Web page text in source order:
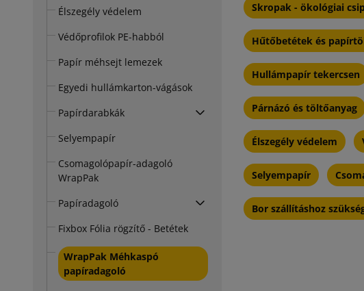
Élszegély védelem
Védőprofilok PE-habból
Papír méhsejt lemezek
Egyedi hullámkarton-vágások
Papírdarabkák
Selyempapír
Csomagolópapír-adagoló
WrapPak
Papíradagoló
Fixbox Fólia rögzítő - Betétek
WrapPak Méhkaspó
papíradagoló
Skropak - ökológiai
Hűtőbetétek és
Hullámpapír tekercsen
Párnázó és töltőanyag
Élszegély védelem
Selyempapír
Bor szállításhoz